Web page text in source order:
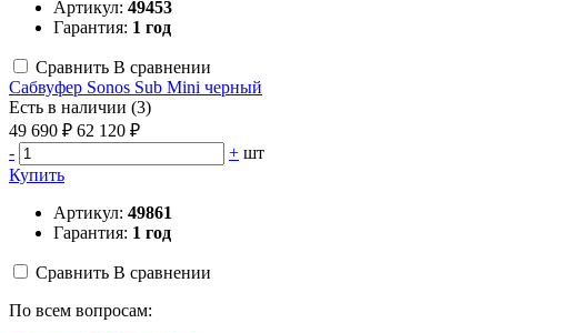
Артикул: 49453
Гарантия: 1 год
Сравнить В сравнении
Сабвуфер Sonos Sub Mini черный
Есть в наличии (3)
49 690 ₽ 62 120 ₽
-
+ шт
Купить
Артикул: 49861
Гарантия: 1 год
Сравнить В сравнении
По всем вопросам: